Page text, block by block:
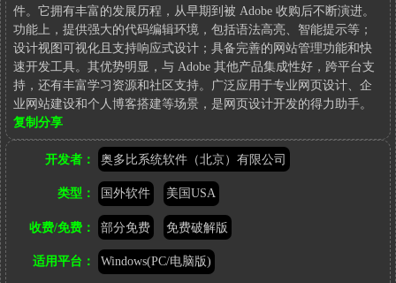
接：
http://www.heixinyun.cn/GO/?
7402.AdobeDreamweaver
件。它拥有丰富的发展历程，从早期到被 Adobe 收购后不断演进。
功能上，提供强大的代码编辑环境，包括语法高亮、智能提示等；
设计视图可视化且支持响应式设计；具备完善的网站管理功能和快
速开发工具。其优势明显，与 Adobe 其他产品集成性好，跨平台支
持，还有丰富学习资源和社区支持。广泛应用于专业网页设计、企
业网站建设和个人博客搭建等场景，是网页设计开发的得力助手。
参
考
http://www.heixinyun.cn/GO/?
7402.AdobeDreamweaver
复制分享
开发者： 奥多比系统软件（北京）有限公司
类型： 国外软件 美国USA
收费/免费： 部分免费 免费破解版
适用平台： Windows(PC/电脑版)